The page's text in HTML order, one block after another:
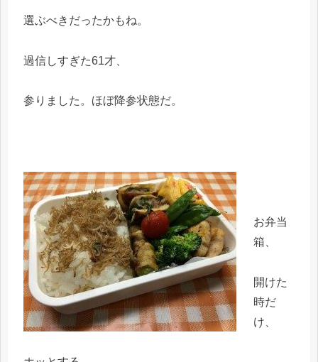
選ぶべきだったかもね。
過信しすぎた61才、
参りました。ほぼ降参状態だ。
お弁当
箱、
開けた
時だ
け、